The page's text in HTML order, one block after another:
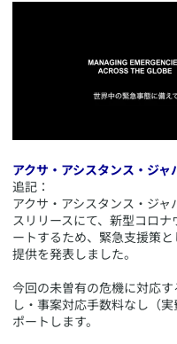
アクサ・アシスタンス・ジ
​追記：
アクサ・アシスタンス・ジ
スリリースにて、新型コロ
ートするため、緊急支援策
提供を発表しました。
今回の未曽有の危機に対応
し・事案対応手数料なし（
ポートします。